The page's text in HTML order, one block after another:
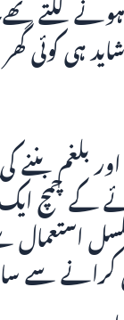
لگتے تھے۔
ہی کوئی
بلغم
کے چمچ
استعمال
کرانے سے